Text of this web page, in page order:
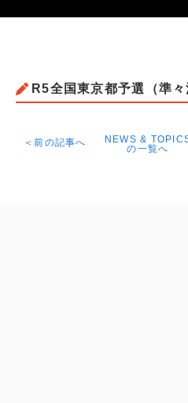
R5全国東京都予選（準々
＜前の記事へ
NEWS &
の一覧へ